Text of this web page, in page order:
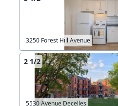
3250 Forest Hill Avenue
2 1/2
5530 Avenue Decelles
Commentaires:
Commentaires:
Lien vers inscription (sera
Créer un